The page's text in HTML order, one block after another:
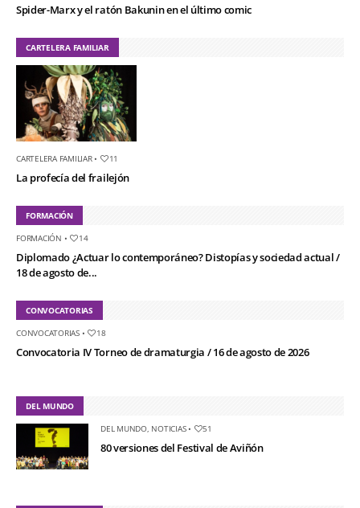
Spider-Marx y el ratón Bakunin en el último comic
CARTELERA FAMILIAR
CARTELERA FAMILIAR• 11
La profecía del frailejón
FORMACIÓN
FORMACIÓN • 14
Diplomado ¿Actuar lo contemporáneo? Distopías y sociedad actual /
18 de agosto de...
CONVOCATORIAS
CONVOCATORIAS• 18
Convocatoria IV Torneo de dramaturgia / 16 de agosto de 2026
DEL MUNDO
DEL MUNDO, NOTICIAS• 51
80 versiones del Festival de Aviñón